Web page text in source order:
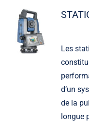
Les
d’un
de la
longue